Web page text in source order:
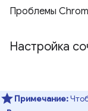
Проблемы
Настройка
Примечание: